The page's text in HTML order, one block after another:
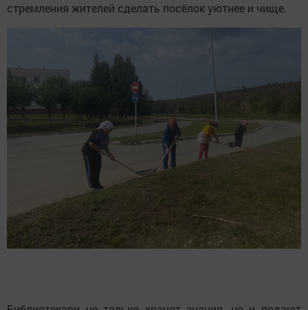
стремления жителей сделать посёлок уютнее и чище.